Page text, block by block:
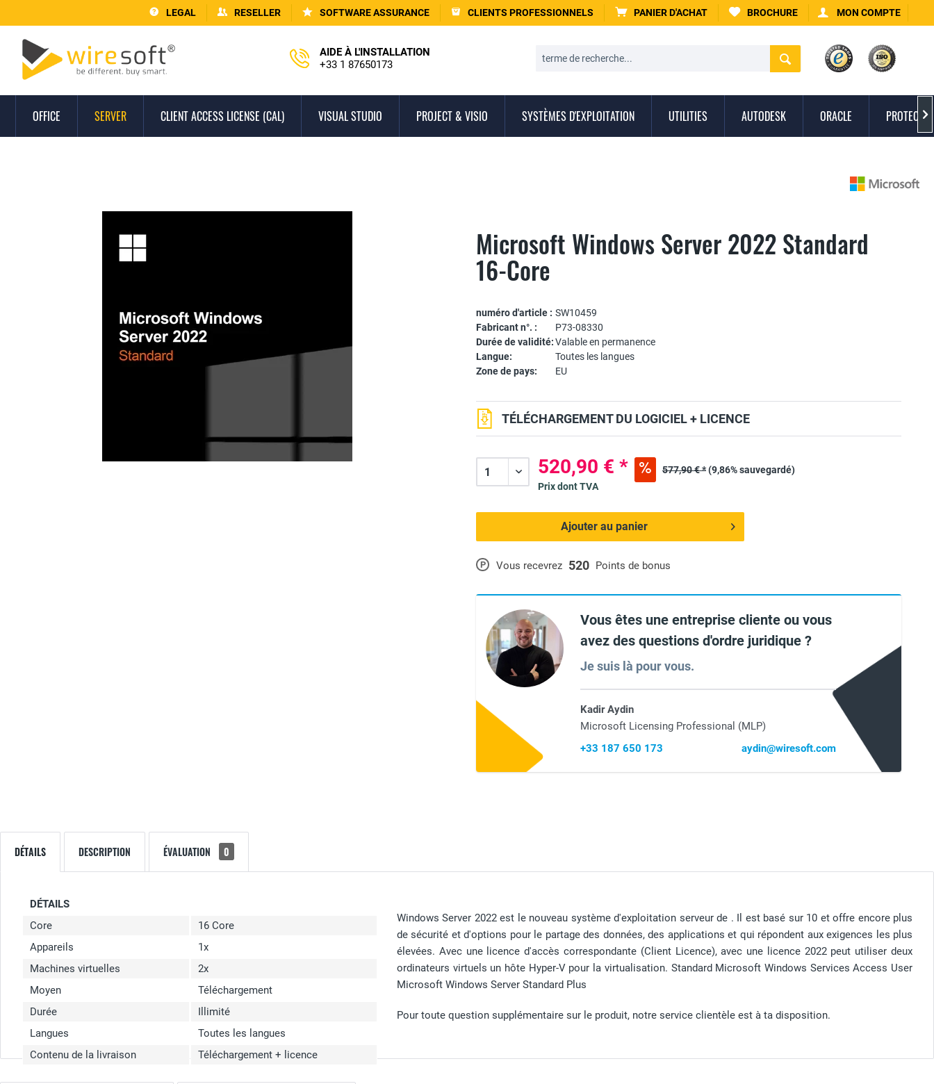
LEGAL RESELLER SOFTWARE ASSURANCE CLIENTS PROFESSIONNELS PANIER D'ACHAT BROCHURE MON COMPTE
AIDE À L'INSTALLATION
+33 1 87650173
OFFICE SERVER CLIENT ACCESS LICENSE (CAL) VISUAL STUDIO PROJECT & VISIO SYSTÈMES D'EXPLOITATION UTILITIES AUTODESK ORACLE 
Microsoft Windows Server 2022 Standard
16-Core
numéro d'article : SW10459
Fabricant n°. :
P73-08330
Durée de validité:Valable en permanence
Langue:
Toutes les langues
Zone de pays:
EU
P Vous recevrez 520 Points de bonus
TÉLÉCHARGEMENT DU LOGICIEL + LICENCE
520,90 € * 577,90 € *(9,86% sauvegardé)
Prix dont TVA
Ajouter au panier
Vous êtes une entreprise cliente ou vous
avez des questions d'ordre juridique ?
Je suis là pour vous.
Kadir Aydin
Microsoft Licensing Professional (MLP)
+33 187 650 173
aydin@wiresoft.com
DÉTAILS DESCRIPTION ÉVALUATION 0
DÉTAILS
Core
16 Core
Appareils
1x
Machines virtuelles
2x
Moyen
Téléchargement
Durée
Illimité
Langues
Toutes les langues
Contenu de la livraison
Téléchargement + licence
Windows Server 2022 est le nouveau système d'exploitation serveur de . Il est basé sur 10 et offre encore plus
de sécurité et d'options pour le partage des données, des applications et qui répondent aux exigences les plus
élevées. Avec une licence d'accès correspondante (Client Licence), avec une licence 2022 peut utiliser deux
ordinateurs virtuels un hôte Hyper-V pour la virtualisation. Standard Microsoft Windows Services Access User
Microsoft Windows Server Standard Plus
Pour toute question supplémentaire sur le produit, notre service clientèle est à ta disposition.